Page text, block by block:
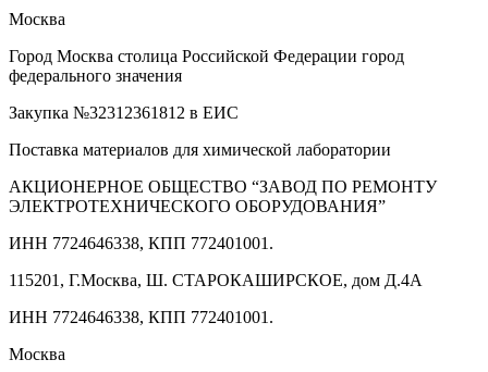
Москва
Город Москва столица Российской Федерации город
федерального значения
Закупка №32312361812 в ЕИС
Поставка материалов для химической лаборатории
АКЦИОНЕРНОЕ ОБЩЕСТВО “ЗАВОД ПО РЕМОНТУ
ЭЛЕКТРОТЕХНИЧЕСКОГО ОБОРУДОВАНИЯ”
ИНН 7724646338, КПП 772401001.
115201, Г.Москва, Ш. СТАРОКАШИРСКОЕ, дом Д.4А
ИНН 7724646338, КПП 772401001.
Москва